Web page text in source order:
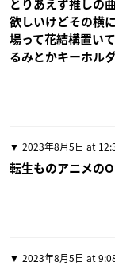
とりあえず推しの
欲しいけどその横
場って花結構置い
るみとかキーホル
2023年8月5日 at
転生ものアニメの
2023年8月5日 at